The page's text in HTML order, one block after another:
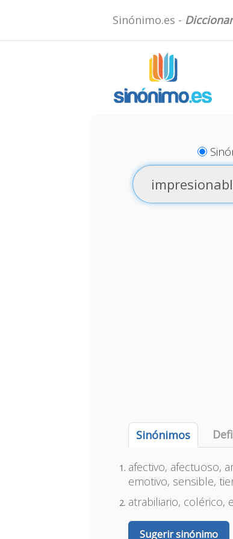
Sinónimo.es -
Sinónimos
afectivo, afectuoso,
emotivo, sensible,
atrabiliario, colérico,
Sugerir sinónimo